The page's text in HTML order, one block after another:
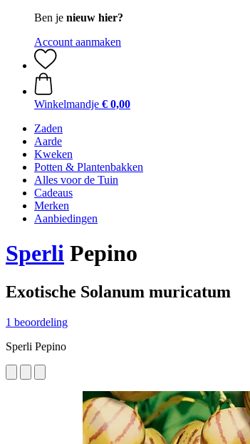
Ben je nieuw hier?
Account aanmaken
Winkelmandje € 0,00
Zaden
Aarde
Kweken
Potten & Plantenbakken
Alles voor de Tuin
Cadeaus
Merken
Aanbiedingen
Sperli Pepino
Exotische Solanum muricatum
1 beoordeling
Sperli Pepino